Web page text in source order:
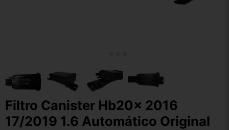
Filtro Canister Hb20x 2016
17/2019 1.6 Automático Original